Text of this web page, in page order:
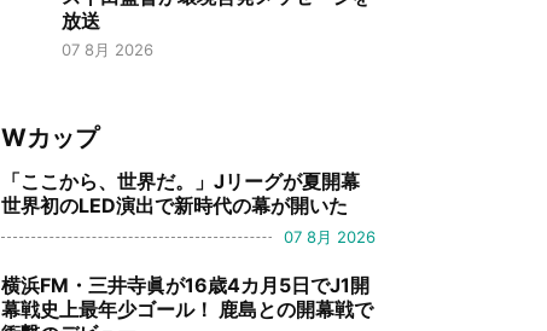
放送
07 8月 2026
Wカップ
「ここから、世界だ。」Jリーグが夏開幕
世界初のLED演出で新時代の幕が開いた
07 8月 2026
横浜FM・三井寺眞が16歳4カ月5日でJ1開
幕戦史上最年少ゴール！ 鹿島との開幕戦で